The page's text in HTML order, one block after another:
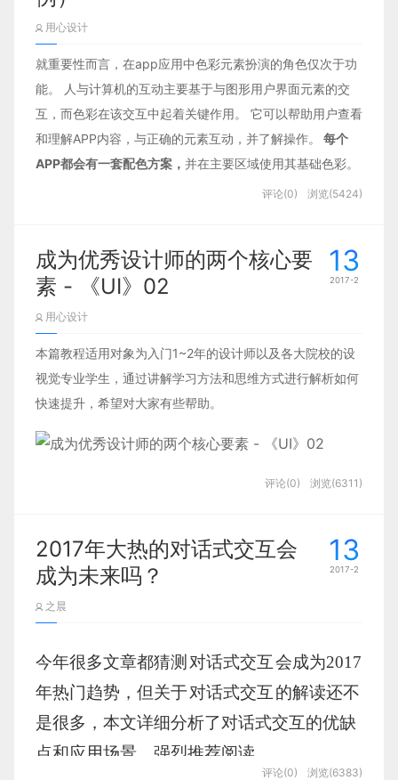
术概念。
5月，Google 首席执行官 Sundar
Pichai 在 Google IO 上高调宣布公司
未来战略将由「移动优先」转向「人
工智能优先」，并发布了智能语音家
布在人工智能领域建立合作，分享其
各自在 AI 技术上的突破，以吸引更多
Amazon Echo （亚马逊旗下智能语音
上月，前微软高级副总裁陆奇宣布将
始。
中，界面上的内容越来越重要，相对的，一
切与内容无关的都被大大削减。
去形式化是一张非常模糊的全景图，在演化
——无框界面。
也许你已经发现了，今年来越来越多的网站
和应用，尤其是那些注重设计的，都有这样
的趋势。曾经用来划分区域的边框和边线逐
渐消失，然而在干净的界面上，通过距离分
用心设计
就重要性而言，在app应用中色彩元素扮演的角色仅次于功
能。 人与计算机的互动主要基于与图形用户界面元素的交
互，而色彩在该交互中起着关键作用。 它可以帮助用户查看
和理解APP内容，与正确的元素互动，并了解操作。
每个
APP都会有一套配色方案， 并在主要区域使用其基础色彩。
评论(0) 浏览(5424)
13
2017-2
成为优秀设计师的两个核心要
素 - 《UI》02
用心设计
本篇教程适用对象为入门1~2年的设计师以及各大院校的设
视觉专业学生，通过讲解学习方法和思维方式进行解析如何
快速提升，希望对大家有些帮助。
评论(0) 浏览(6311)
13
2017-2
2017年大热的对话式交互会
成为未来吗？
之晨
今年很多文章都猜测 对话式交互会成为2017
年热门趋势，但关于对话式交互 的解读还不
是很多，本文详细分析了对话式交互的优缺
点和应用场景，强烈推荐阅读。
评论(0) 浏览(6383)